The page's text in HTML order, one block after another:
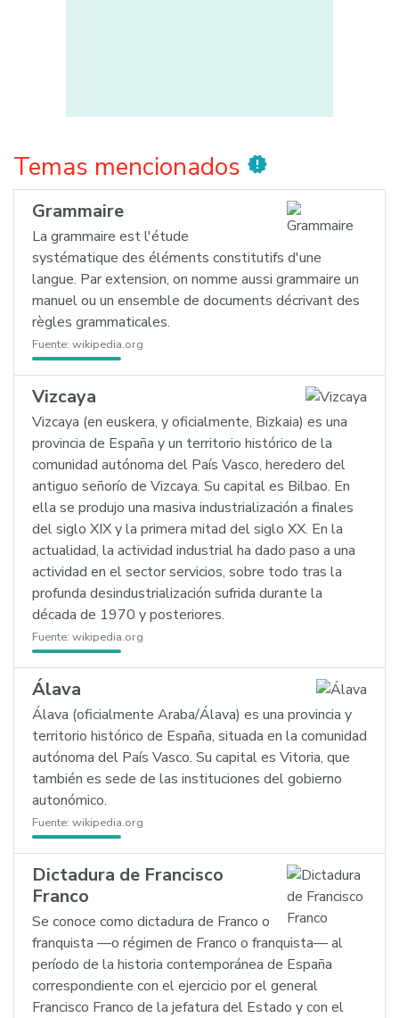
Temas mencionados new_releases
Grammaire
La grammaire est l'étude
systématique des éléments constitutifs d'une
langue. Par extension, on nomme aussi grammaire un
manuel ou un ensemble de documents décrivant des
règles grammaticales.
Fuente: wikipedia.org
Vizcaya
Vizcaya (en euskera, y oficialmente, Bizkaia) es una
provincia de España y un territorio histórico de la
comunidad autónoma del País Vasco, heredero del
antiguo señorío de Vizcaya. Su capital es Bilbao. En
ella se produjo una masiva industrialización a finales
del siglo XIX y la primera mitad del siglo XX. En la
actualidad, la actividad industrial ha dado paso a una
actividad en el sector servicios, sobre todo tras la
profunda desindustrialización sufrida durante la
década de 1970 y posteriores.
Fuente: wikipedia.org
Álava
Álava (oficialmente Araba/Álava) es una provincia y
territorio histórico de España, situada en la comunidad
autónoma del País Vasco. Su capital es Vitoria, que
también es sede de las instituciones del gobierno
autonómico.
Fuente: wikipedia.org
Dictadura de Francisco
Franco
Se conoce como dictadura de Franco o
franquista —o régimen de Franco o franquista— al
período de la historia contemporánea de España
correspondiente con el ejercicio por el general
Francisco Franco de la jefatura del Estado y con el